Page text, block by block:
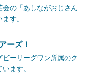
の「あしながおじさん
す。
ーズ！
ーリーグワン所属のク
ます。